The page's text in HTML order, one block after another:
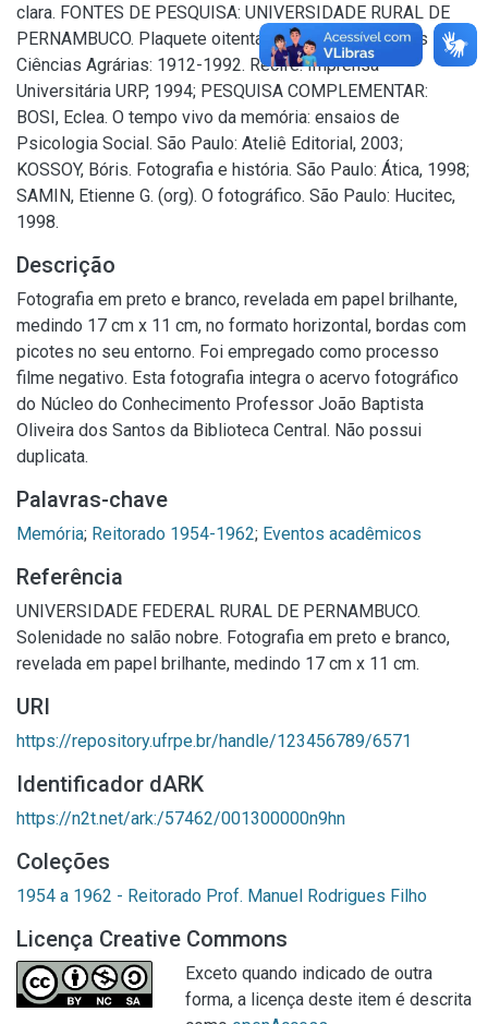
clara. FONTES DE PESQUISA: UNIVERSIDADE RURAL DE
PERNAMBUCO. Plaquete oitenta anos dos cursos das
Ciências Agrárias: 1912-1992. Recife: Imprensa
Universitária URP, 1994; PESQUISA COMPLEMENTAR:
BOSI, Eclea. O tempo vivo da memória: ensaios de
Psicologia Social. São Paulo: Ateliê Editorial, 2003;
KOSSOY, Bóris. Fotografia e história. São Paulo: Ática, 1998;
SAMIN, Etienne G. (org). O fotográfico. São Paulo: Hucitec,
1998.
Descrição
Fotografia em preto e branco, revelada em papel brilhante,
medindo 17 cm x 11 cm, no formato horizontal, bordas com
picotes no seu entorno. Foi empregado como processo
filme negativo. Esta fotografia integra o acervo fotográfico
do Núcleo do Conhecimento Professor João Baptista
Oliveira dos Santos da Biblioteca Central. Não possui
duplicata.
Palavras-chave
Memória; Reitorado 1954-1962; Eventos acadêmicos
Referência
UNIVERSIDADE FEDERAL RURAL DE PERNAMBUCO.
Solenidade no salão nobre. Fotografia em preto e branco,
revelada em papel brilhante, medindo 17 cm x 11 cm.
URI
https://repository.ufrpe.br/handle/123456789/6571
Identificador dARK
https://n2t.net/ark:/57462/001300000n9hn
Coleções
1954 a 1962 - Reitorado Prof. Manuel Rodrigues Filho
Licença Creative Commons
Exceto quando indicado de outra
forma, a licença deste item é descrita